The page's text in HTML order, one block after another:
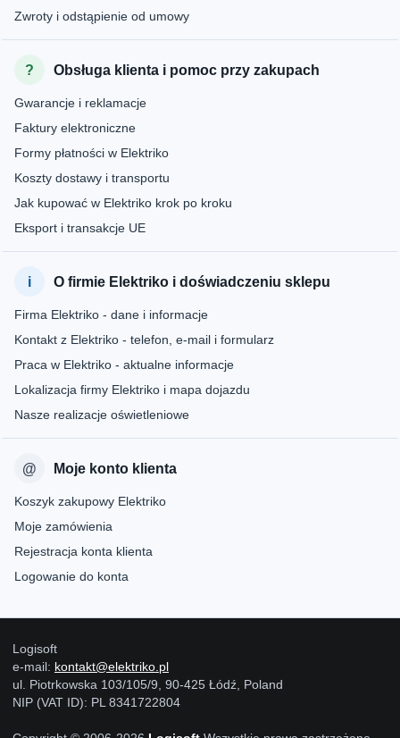
Zwroty i odstąpienie od umowy
Obsługa klienta i pomoc przy zakupach
Gwarancje i reklamacje
Faktury elektroniczne
Formy płatności w Elektriko
Koszty dostawy i transportu
Jak kupować w Elektriko krok po kroku
Eksport i transakcje UE
O firmie Elektriko i doświadczeniu sklepu
Firma Elektriko - dane i informacje
Kontakt z Elektriko - telefon, e-mail i formularz
Praca w Elektriko - aktualne informacje
Lokalizacja firmy Elektriko i mapa dojazdu
Nasze realizacje oświetleniowe
Moje konto klienta
Koszyk zakupowy Elektriko
Moje zamówienia
Rejestracja konta klienta
Logowanie do konta
Logisoft
e-mail: kontakt@elektriko.pl
ul. Piotrkowska 103/105/9, 90-425 Łódź, Poland
NIP (VAT ID): PL 8341722804